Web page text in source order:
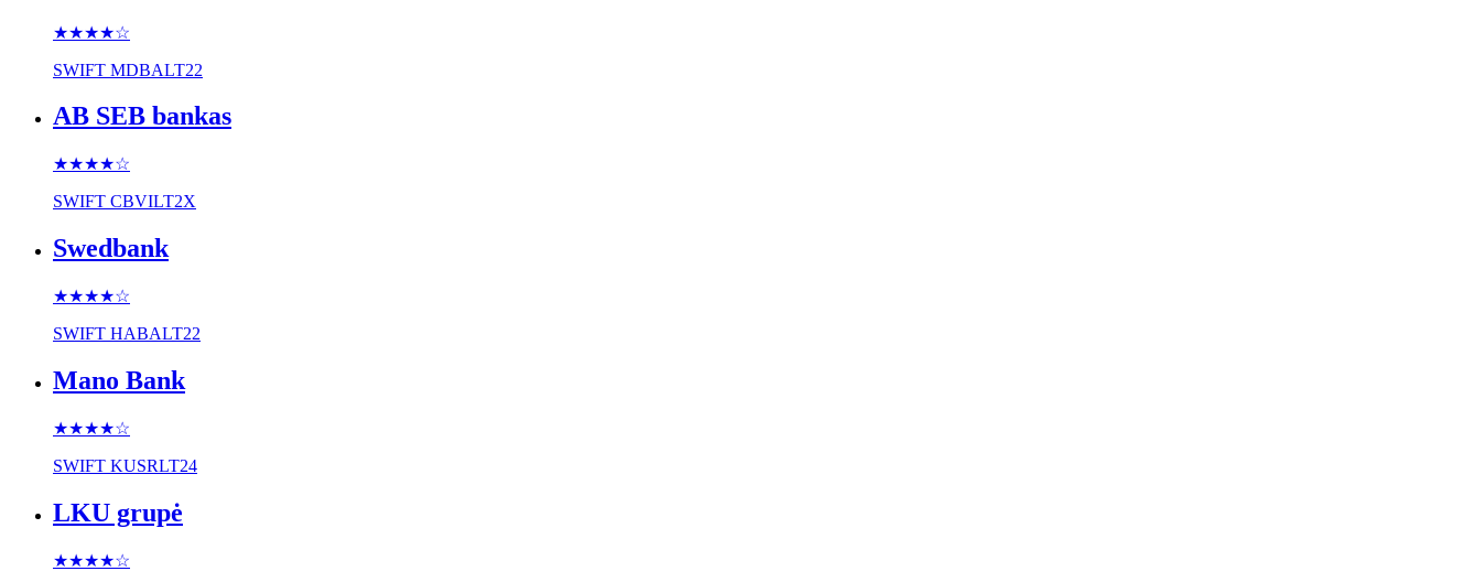
★★★★☆
SWIFT MDBALT22
AB SEB bankas
★★★★☆
SWIFT CBVILT2X
Swedbank
★★★★☆
SWIFT HABALT22
Mano Bank
★★★★☆
SWIFT KUSRLT24
LKU grupė
★★★★☆